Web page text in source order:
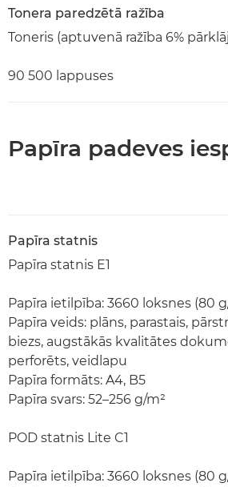
Tonera paredzētā ražība
Toneris (aptuvenā ražība 6%
90 500 lappuses
Papīra padeves
Papīra statnis
Papīra statnis E1
Papīra ietilpība: 3660 loksnes (80
Papīra veids: plāns, parastais,
biezs, augstākās kvalitātes
perforēts, veidlapu
Papīra formāts: A4, B5
Papīra svars: 52–256 g/m²
POD statnis Lite C1
Papīra ietilpība: 3660 loksnes (80